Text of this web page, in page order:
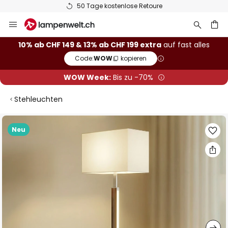
50 Tage kostenlose Retoure
Inhalt
springen
10% ab CHF 149 & 13% ab CHF 199 extra auf fast alles
Code:WOW kopieren
WOW Week:Bis zu -70%
Stehleuchten
Neu
Zum
Ende